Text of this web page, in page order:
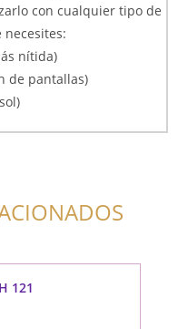
con cualquier tipo de
nítida)
de pantallas)
121